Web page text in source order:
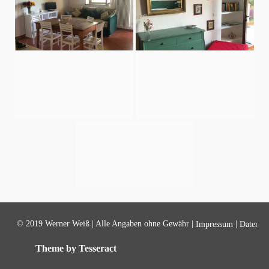
© 2019 Werner Weiß | Alle Angaben ohne Gewähr | Impressum |
Theme by Tesseract